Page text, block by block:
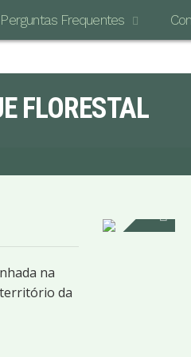
Perguntas Frequentes
FLORESTAL
na
da